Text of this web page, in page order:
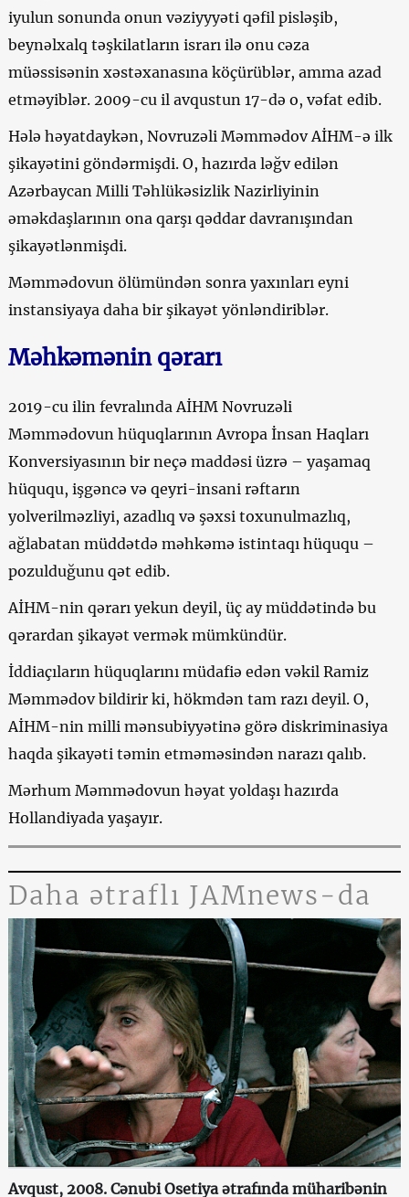
iyulun sonunda onun vəziyyyəti qəfil pisləşib,
beynəlxalq təşkilatların israrı ilə onu cəza
müəssisənin xəstəxanasına köçürüblər, amma azad
etməyiblər. 2009-cu il avqustun 17-də o, vəfat edib.
Hələ həyatdaykən, Novruzəli Məmmədov AİHM-ə ilk
şikayətini göndərmişdi. O, hazırda ləğv edilən
Azərbaycan Milli Təhlükəsizlik Nazirliyinin
əməkdaşlarının ona qarşı qəddar davranışından
şikayətlənmişdi.
Məmmədovun ölümündən sonra yaxınları eyni
instansiyaya daha bir şikayət yönləndiriblər.
Məhkəmənin qərarı
2019-cu ilin fevralında AİHM Novruzəli
Məmmədovun hüquqlarının Avropa İnsan Haqları
Konversiyasının bir neçə maddəsi üzrə – yaşamaq
hüququ, işgəncə və qeyri-insani rəftarın
yolverilməzliyi, azadlıq və şəxsi toxunulmazlıq,
ağlabatan müddətdə məhkəmə istintaqı hüququ –
pozulduğunu qət edib.
AİHM-nin qərarı yekun deyil, üç ay müddətində bu
qərardan şikayət vermək mümkündür.
İddiaçıların hüquqlarını müdafiə edən vəkil Ramiz
Məmmədov bildirir ki, hökmdən tam razı deyil. O,
AİHM-nin milli mənsubiyyətinə görə diskriminasiya
haqda şikayəti təmin etməməsindən narazı qalıb.
Mərhum Məmmədovun həyat yoldaşı hazırda
Hollandiyada yaşayır.
Daha ətraflı JAMnews-da
Avqust, 2008. Cənubi Osetiya ətrafında müharibənin